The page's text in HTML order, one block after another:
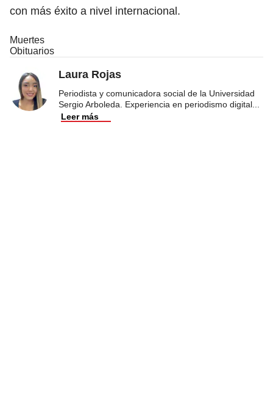
con más éxito a nivel internacional.
Muertes
Obituarios
Laura Rojas
Periodista y comunicadora social de la Universidad
Sergio Arboleda. Experiencia en periodismo digital
Leer más